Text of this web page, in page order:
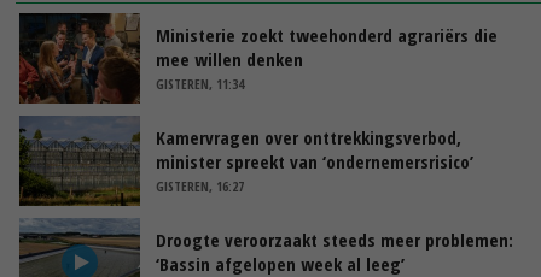
Ministerie zoekt tweehonderd agrariërs die
mee willen denken
GISTEREN, 11:34
Kamervragen over onttrekkingsverbod,
minister spreekt van ‘ondernemersrisico’
GISTEREN, 16:27
Droogte veroorzaakt steeds meer problemen:
‘Bassin afgelopen week al leeg’